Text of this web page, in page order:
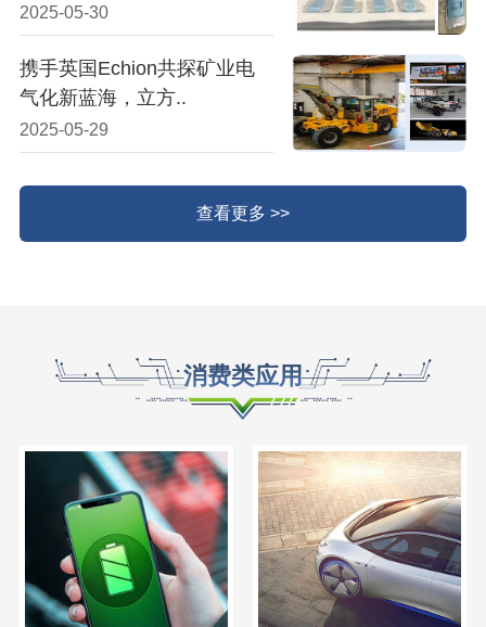
2025-05-30
携手英国Echion共探矿业电
气化新蓝海，立方..
2025-05-29
查看更多 >>
消费类应用